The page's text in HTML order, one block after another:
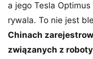
a jego Tesla
rywala. To nie jest
Chinach
związanych z